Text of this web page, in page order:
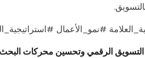
#نمو_الأعمال
التسويق الرقمي وتحسين محركات البحث